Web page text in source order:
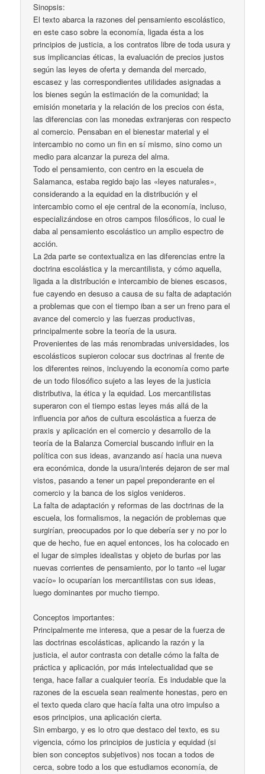
Sinopsis:
El texto abarca la razones del pensamiento escolástico,
en este caso sobre la economía, ligada ésta a los
principios de justicia, a los contratos libre de toda usura y
sus implicancias éticas, la evaluación de precios justos
según las leyes de oferta y demanda del mercado,
escasez y las correspondientes utilidades asignadas a
los bienes según la estimación de la comunidad; la
emisión monetaria y la relación de los precios con ésta,
las diferencias con las monedas extranjeras con respecto
al comercio. Pensaban en el bienestar material y el
intercambio no como un fin en sí mismo, sino como un
medio para alcanzar la pureza del alma.
Todo el pensamiento, con centro en la escuela de
Salamanca, estaba regido bajo las «leyes naturales»,
considerando a la equidad en la distribución y el
intercambio como el eje central de la economía, incluso,
especializándose en otros campos filosóficos, lo cual le
daba al pensamiento escolástico un amplio espectro de
acción.
La 2da parte se contextualiza en las diferencias entre la
doctrina escolástica y la mercantilista, y cómo aquella,
ligada a la distribución e intercambio de bienes escasos,
fue cayendo en desuso a causa de su falta de adaptación
a problemas que con el tiempo iban a ser un freno para el
avance del comercio y las fuerzas productivas,
principalmente sobre la teoría de la usura.
Provenientes de las más renombradas universidades, los
escolásticos supieron colocar sus doctrinas al frente de
los diferentes reinos, incluyendo la economía como parte
de un todo filosófico sujeto a las leyes de la justicia
distributiva, la ética y la equidad. Los mercantilistas
superaron con el tiempo estas leyes más allá de la
influencia por años de cultura escolástica a fuerza de
praxis y aplicación en el comercio y desarrollo de la
teoría de la Balanza Comercial buscando influir en la
política con sus ideas, avanzando así hacia una nueva
era económica, donde la usura/interés dejaron de ser mal
vistos, pasando a tener un papel preponderante en el
comercio y la banca de los siglos venideros.
La falta de adaptación y reformas de las doctrinas de la
escuela, los formalismos, la negación de problemas que
surgirían, preocupados por lo que debería ser y no por lo
que de hecho, fue en aquel entonces, los ha colocado en
el lugar de simples idealistas y objeto de burlas por las
nuevas corrientes de pensamiento, por lo tanto «el lugar
vacío» lo ocuparían los mercantilistas con sus ideas,
luego dominantes por mucho tiempo.
Conceptos importantes:
Principalmente me interesa, que a pesar de la fuerza de
las doctrinas escolásticas, aplicando la razón y la
justicia, el autor contrasta con detalle cómo la falta de
práctica y aplicación, por más intelectualidad que se
tenga, hace fallar a cualquier teoría. Es indudable que la
razones de la escuela sean realmente honestas, pero en
el texto queda claro que hacía falta una otro impulso a
esos principios, una aplicación cierta.
Sin embargo, y es lo otro que destaco del texto, es su
vigencia, cómo los principios de justicia y equidad (si
bien son conceptos subjetivos) nos tocan a todos de
cerca, sobre todo a los que estudiamos economía, de